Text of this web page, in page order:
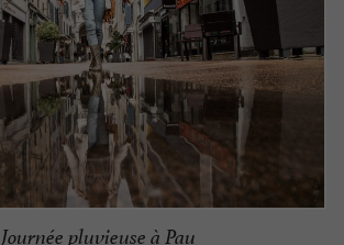
Journée pluvieuse à Pau